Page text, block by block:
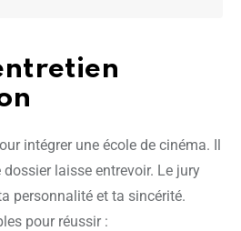
intégrer une école de cinéma. Il
laisse entrevoir. Le jury
personnalité et ta sincérité.
pour réussir :